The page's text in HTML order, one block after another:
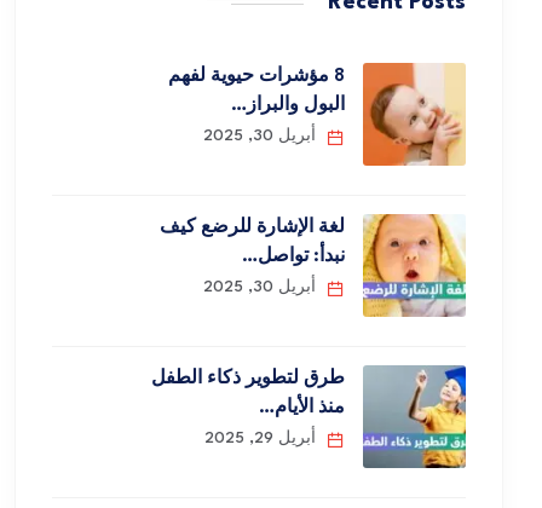
8 مؤشرات حيوية لفهم
البول والبراز…
أبريل 30, 2025
لغة الإشارة للرضع كيف
نبدأ: تواصل…
أبريل 30, 2025
طرق لتطوير ذكاء الطفل
منذ الأيام…
أبريل 29, 2025